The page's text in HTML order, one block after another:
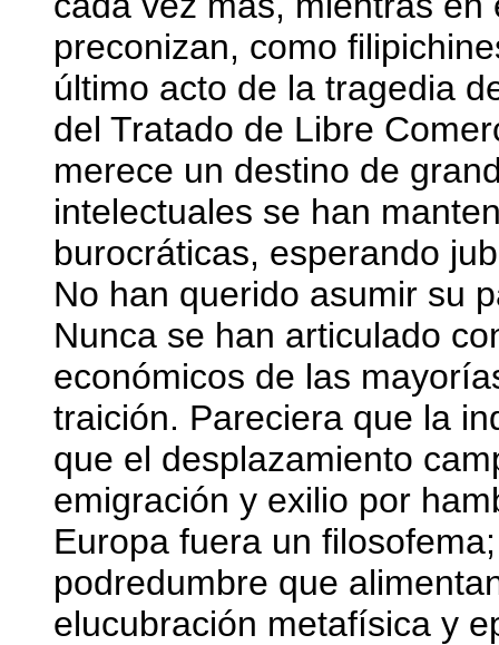
preconizan, como
último acto de la tragedia
del Tratado de Libre
merece un destino de
intelectuales se han
burocráticas, esperando
No han querido asumir su
Nunca se han articulado
económicos de las
traición. Pareciera que la
que el desplazamiento
emigración y exilio por
Europa fuera un
podredumbre que
elucubración metafísica y